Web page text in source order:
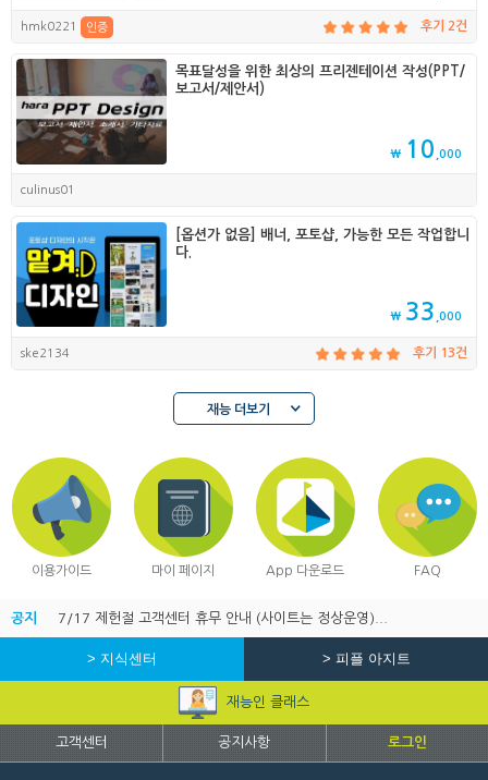
hmk0221 인증 후기 2건
목표달성을 위한 최상의 프리젠테이션 작성(PPT/
보고서/제안서)
₩ 10 ,000
culinus01
[옵션가 없음] 배너, 포토샵, 가능한 모든 작업합니
다.
₩ 33 ,000
ske2134 후기 13건
재능 더보기
이용가이드 마이 페이지 App 다운로드 FAQ
공지 7/17 제헌절 고객센터 휴무 안내 (사이트는 정상운영)...
> 지식센터 > 피플 아지트
재능인 클래스
고객센터 공지사항 로그인